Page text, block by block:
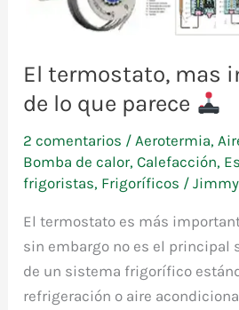
El termostato, mas
de lo que parece
2 comentarios /Aerotermia,
Bomba de calor,Calefacción,
frigoristas, Frigoríficos /Jimmy
El termostato es más
sin embargo no es el principal
de un sistema frigorífico
refrigeración o aire